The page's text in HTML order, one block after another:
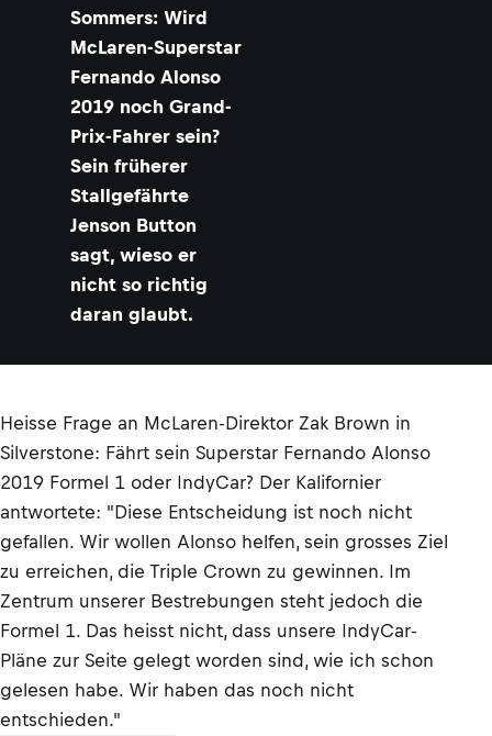
Sommers: Wird
McLaren-Superstar
Fernando Alonso
2019 noch Grand-
Prix-Fahrer sein?
Sein früherer
Stallgefährte
Jenson Button
sagt, wieso er
nicht so richtig
daran glaubt.
Heisse Frage an McLaren-Direktor Zak Brown in
Silverstone: Fährt sein Superstar Fernando Alonso
2019 Formel 1 oder IndyCar? Der Kalifornier
antwortete: "Diese Entscheidung ist noch nicht
gefallen. Wir wollen Alonso helfen, sein grosses Ziel
zu erreichen, die Triple Crown zu gewinnen. Im
Zentrum unserer Bestrebungen steht jedoch die
Formel 1. Das heisst nicht, dass unsere IndyCar-
Pläne zur Seite gelegt worden sind, wie ich schon
gelesen habe. Wir haben das noch nicht
entschieden."